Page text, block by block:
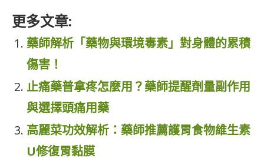
更多文章:
藥師解析「藥物與環境毒素」對身體的累積
傷害！
止痛藥普拿疼怎麼用？藥師提醒劑量副作用
與選擇頭痛用藥
高麗菜功效解析：藥師推薦護胃食物維生素
U修復胃黏膜